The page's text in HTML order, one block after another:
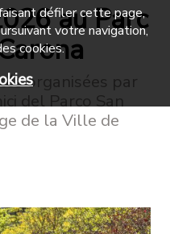
au Parc
organisées par
del Parco San
de la Ville de
défiler cette page,
votre navigation,
cookies.